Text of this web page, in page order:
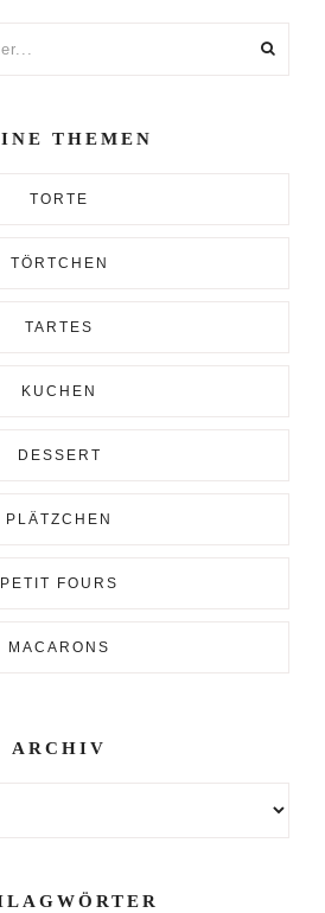
THEMEN
TORTE
TÖRTCHEN
TARTES
KUCHEN
DESSERT
PLÄTZCHEN
PETIT FOURS
MACARONS
ARCHIV